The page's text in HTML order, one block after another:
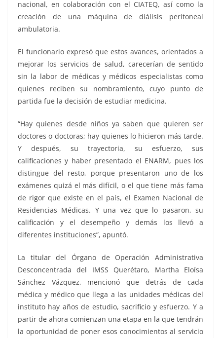
nacional, en colaboración con el CIATEQ, así como la
creación de una máquina de diálisis peritoneal
ambulatoria.
El funcionario expresó que estos avances, orientados a
mejorar los servicios de salud, carecerían de sentido
sin la labor de médicas y médicos especialistas como
quienes reciben su nombramiento, cuyo punto de
partida fue la decisión de estudiar medicina.
“Hay quienes desde niños ya saben que quieren ser
doctores o doctoras; hay quienes lo hicieron más tarde.
Y después, su trayectoria, su esfuerzo, sus
calificaciones y haber presentado el ENARM, pues los
distingue del resto, porque presentaron uno de los
exámenes quizá el más difícil, o el que tiene más fama
de rigor que existe en el país, el Examen Nacional de
Residencias Médicas. Y una vez que lo pasaron, su
calificación y el desempeño y demás los llevó a
diferentes instituciones”, apuntó.
La titular del Órgano de Operación Administrativa
Desconcentrada del IMSS Querétaro, Martha Eloísa
Sánchez Vázquez, mencionó que detrás de cada
médica y médico que llega a las unidades médicas del
instituto hay años de estudio, sacrificio y esfuerzo. Y a
partir de ahora comienzan una etapa en la que tendrán
la oportunidad de poner esos conocimientos al servicio